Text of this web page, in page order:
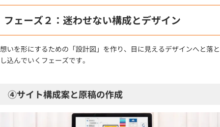
フェーズ２：迷わせない構成とデザイン
想いを形にするための「設計図」を作り、目に見えるデザインへと落と
し込んでいくフェーズです。
④サイト構成案と原稿の作成